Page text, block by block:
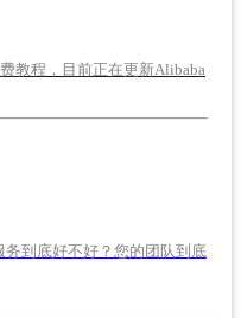
教程，目前正在更新Alibaba
到底好不好？您的团队到底